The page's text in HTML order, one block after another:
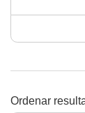
Ordenar